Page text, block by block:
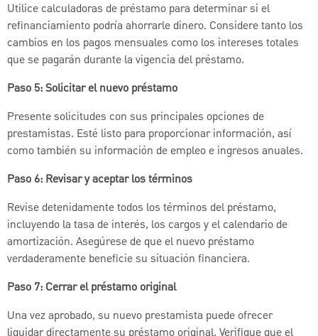
Utilice calculadoras de préstamo para determinar si el
refinanciamiento podría ahorrarle dinero. Considere tanto los
cambios en los pagos mensuales como los intereses totales
que se pagarán durante la vigencia del préstamo.
Paso 5: Solicitar el nuevo préstamo
Presente solicitudes con sus principales opciones de
prestamistas. Esté listo para proporcionar información, así
como también su información de empleo e ingresos anuales.
Paso 6: Revisar y aceptar los términos
Revise detenidamente todos los términos del préstamo,
incluyendo la tasa de interés, los cargos y el calendario de
amortización. Asegúrese de que el nuevo préstamo
verdaderamente beneficie su situación financiera.
Paso 7: Cerrar el préstamo original
Una vez aprobado, su nuevo prestamista puede ofrecer